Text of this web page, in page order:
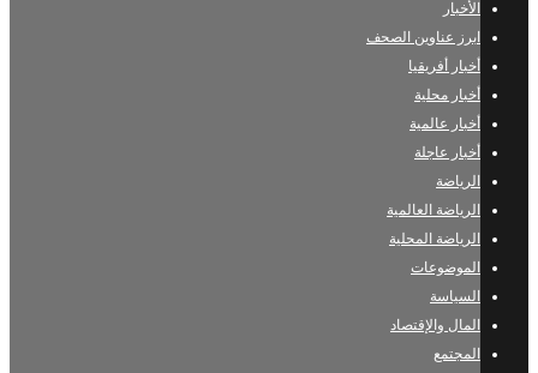
الأخبار
ابرز عناوين الصحف
أخبار أفريقيا
أخبار محلية
أخبار عالمية
أخبار عاجلة
الرياضة
الرياضة العالمية
الرياضة المحلية
الموضوعات
السياسة
المال والإقتصاد
المجتمع